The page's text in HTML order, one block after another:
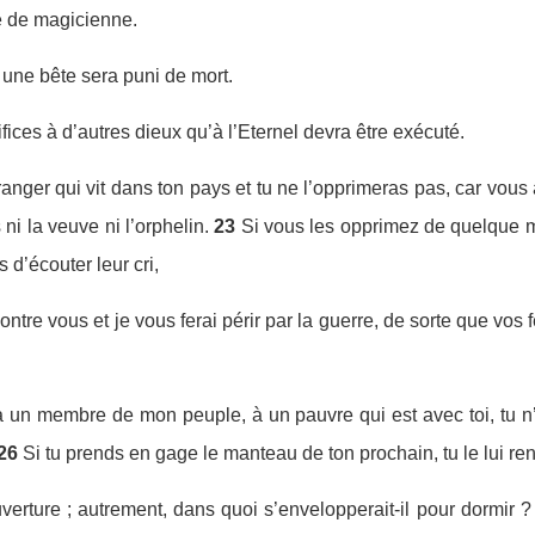
de magicienne.
bête sera puni de mort.
à d’autres dieux qu’à l’Eternel devra être exécuté.
qui vit dans ton pays et tu ne l’opprimeras pas, car
la veuve ni l’orphelin. 23 Si vous les opprimez de quelque
d’écouter leur cri,
vous et je vous ferai périr par la guerre, de sorte que
un membre de mon peuple, à un pauvre qui est avec toi, tu
Si tu prends en gage le manteau de ton prochain, tu le lui
; autrement, dans quoi s’envelopperait-il pour dormir